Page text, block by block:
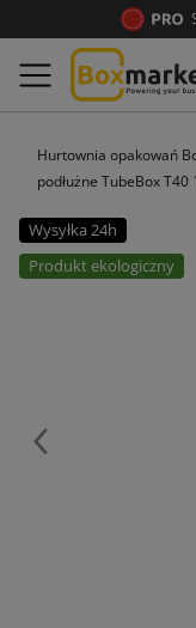
Hurtownia opakowań
podłużne TubeBox
Wysyłka 24h
Produkt ekologiczny
Poprzedni